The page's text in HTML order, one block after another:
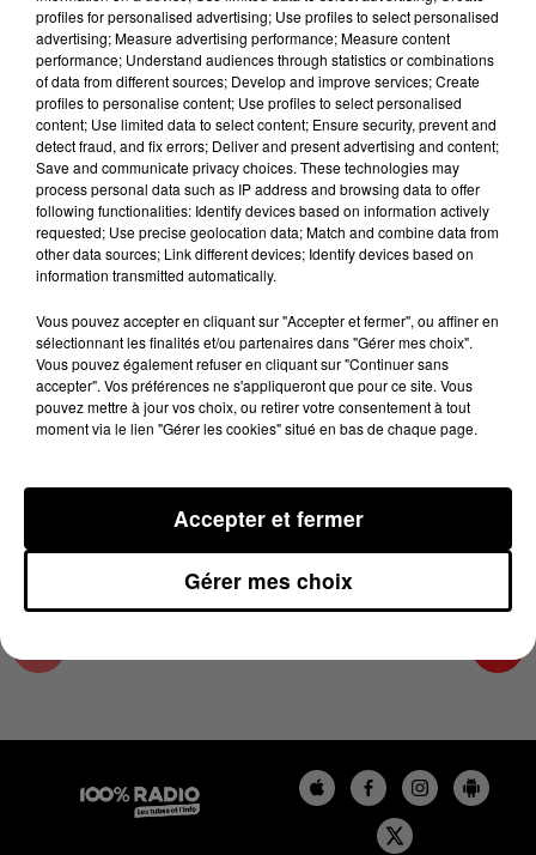
Lecture (1 min 14 sec)
100%
100% Radio l'agenda du Tarn nord
7 février 2025 - 1 min 14 sec
L'AGENDA DU TARN NORD DU 07/02/2025 À
06H47
L'AGENDA DU TARN NORD
profiles for personalised advertising; Use profiles to select personalised
advertising; Measure advertising performance; Measure content
performance; Understand audiences through statistics or combinations
of data from different sources; Develop and improve services; Create
profiles to personalise content; Use profiles to select personalised
content; Use limited data to select content; Ensure security, prevent and
detect fraud, and fix errors; Deliver and present advertising and content;
Save and communicate privacy choices. These technologies may
process personal data such as IP address and browsing data to offer
following functionalities: Identify devices based on information actively
requested; Use precise geolocation data; Match and combine data from
other data sources; Link different devices; Identify devices based on
information transmitted automatically.
Vous pouvez accepter en cliquant sur "Accepter et fermer", ou affiner en
sélectionnant les finalités et/ou partenaires dans "Gérer mes choix".
Vous pouvez également refuser en cliquant sur "Continuer sans
accepter". Vos préférences ne s'appliqueront que pour ce site. Vous
pouvez mettre à jour vos choix, ou retirer votre consentement à tout
moment via le lien "Gérer les cookies" situé en bas de chaque page.
Gérer mes choix
Accepter et fermer